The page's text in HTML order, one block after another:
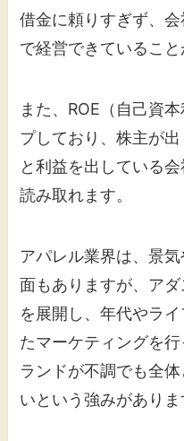
借金に頼りすぎず、
で経営できていること
また、ROE（自己資
プしており、株主が
と利益を出している
読み取れます。
アパレル業界は、景
面もありますが、ア
を展開し、年代やラ
たマーケティングを
ランドが不調でも全
いという強みがありま